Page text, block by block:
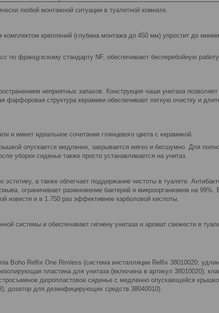
любой монтажной ситуации в туалетной комнате.
креплений (глубина монтажа до 450 мм) упростит до
по французскому стандарту NF, обеспечивают бесперебойную
неприятных запахов. Конструкция чаши унитаза позволяет
фарфоровая структура керамики обеспечивает легкую очистку и
и имеет идеальное сочетание глянцевого цвета с керамикой.
опускается медленно, закрывается мягко и бесшумно. Для
уборки сиденье также просто устанавливается на унитаз.
а также облегчает поддержание чистоты в туалете.
ограничивает размножение бактерий и микроорганизмов на 99%.
извести и в 1.750 раз эффективнее карболовой кислоты.
системы и обеспечивает гигиену унитаза и аромат свежести в
Boho Relfix One Rimless (система инсталляции Relfix 38010020;
пластина для унитаза (включена в артикул 38010020);
дюропластовое сиденье с медленно опускающейся
дозатор для дезинфицирующих средств 38040010)